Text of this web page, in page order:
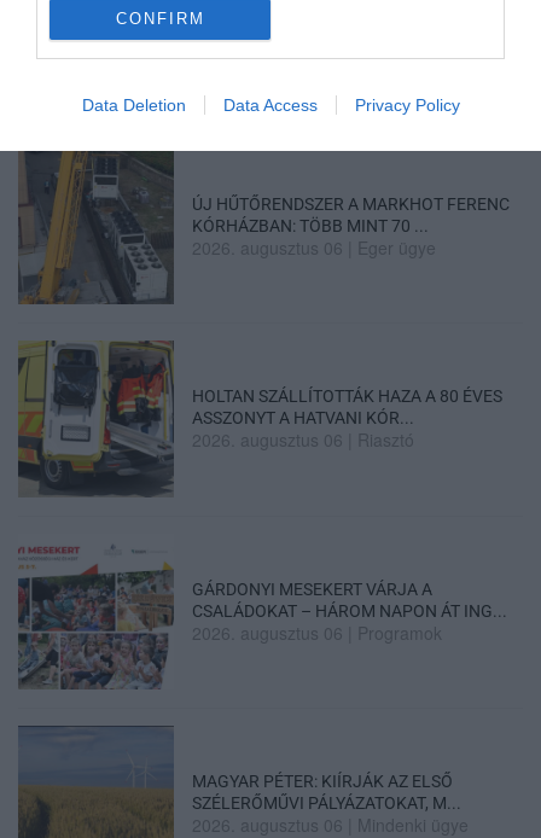
CONFIRM
Data Deletion Data Access Privacy Policy
„NEM TETTÜNK NYOMÁST A FIUNKRA” –
EGY EGRI CSALÁD TÖRTÉNE...
2026. augusztus 06|Sport
ÚJ HŰTŐRENDSZER A MARKHOT FERENC
KÓRHÁZBAN: TÖBB MINT 70 ...
2026. augusztus 06 Eger ügye
HOLTAN SZÁLLÍTOTTÁK HAZA A 80 ÉVES
ASSZONYT A HATVANI KÓR...
2026. augusztus 06 Riasztó
GÁRDONYI MESEKERT VÁRJA A
CSALÁDOKAT – HÁROM NAPON ÁT ING...
2026. augusztus 06 Programok
MAGYAR PÉTER: KIÍRJÁK AZ ELSŐ
SZÉLERŐMŰVI PÁLYÁZATOKAT, M...
2026. augusztus 06 Mindenki ügye